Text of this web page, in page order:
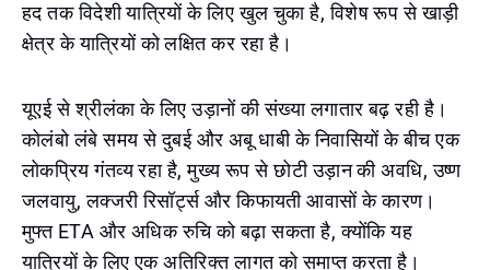
हद तक विदेशी यात्रियों के लिए खुल चुका है, विशेष रूप से खाड़ी
क्षेत्र के यात्रियों को लक्षित कर रहा है।
यूएई से श्रीलंका के लिए उड़ानों की संख्या लगातार बढ़ रही है।
कोलंबो लंबे समय से दुबई और अबू धाबी के निवासियों के बीच एक
लोकप्रिय गंतव्य रहा है, मुख्य रूप से छोटी उड़ान की अवधि, उष्ण
जलवायु, लक्जरी रिसॉर्ट्स और किफायती आवासों के कारण।
मुफ्त ETA और अधिक रुचि को बढ़ा सकता है, क्योंकि यह
यात्रियों के लिए एक अतिरिक्त लागत को समाप्त करता है।